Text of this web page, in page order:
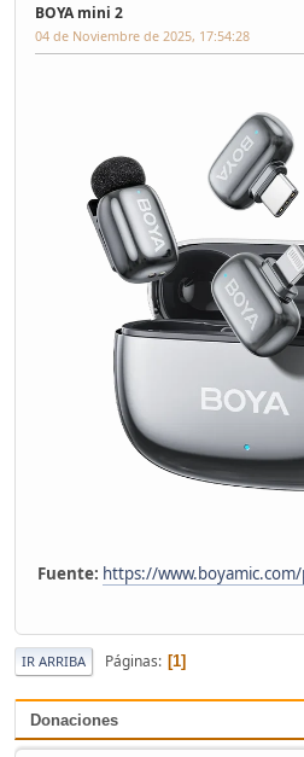
Donaciones
BOYA mini 2
04 de Noviembre de 2025, 17:54:28
Fuente: https://
IR ARRIBA Páginas 1